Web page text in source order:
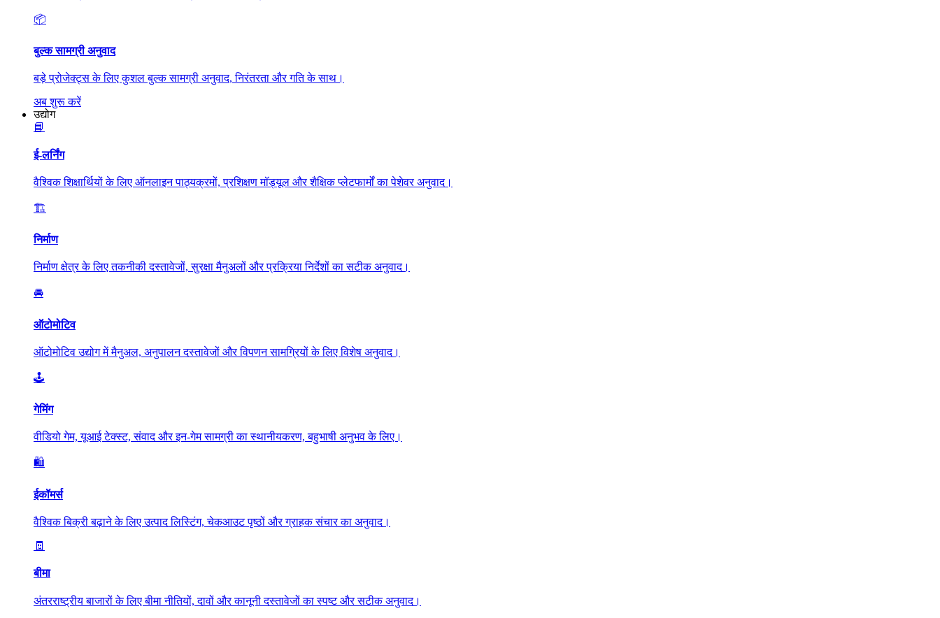
📦
बुल्क सामग्री अनुवाद
बड़े प्रोजेक्ट्स के लिए कुशल बुल्क सामग्री अनुवाद, निरंतरता और गति के साथ।
अब शुरू करें
उद्योग
📘
ई-लर्निंग
वैश्विक शिक्षार्थियों के लिए ऑनलाइन पाठ्यक्रमों, प्रशिक्षण मॉड्यूल और शैक्षिक प्लेटफार्मों का पेशेवर अनुवाद।
🏗️
निर्माण
निर्माण क्षेत्र के लिए तकनीकी दस्तावेजों, सुरक्षा मैनुअलों और प्रक्रिया निर्देशों का सटीक अनुवाद।
🚘
ऑटोमोटिव
ऑटोमोटिव उद्योग में मैनुअल, अनुपालन दस्तावेजों और विपणन सामग्रियों के लिए विशेष अनुवाद।
🕹️
गेमिंग
वीडियो गेम, यूआई टेक्स्ट, संवाद और इन-गेम सामग्री का स्थानीयकरण, बहुभाषी अनुभव के लिए।
🛍️
ईकॉमर्स
वैश्विक बिक्री बढ़ाने के लिए उत्पाद लिस्टिंग, चेकआउट पृष्ठों और ग्राहक संचार का अनुवाद।
🧾
बीमा
अंतरराष्ट्रीय बाजारों के लिए बीमा नीतियों, दावों और कानूनी दस्तावेजों का स्पष्ट और सटीक अनुवाद।